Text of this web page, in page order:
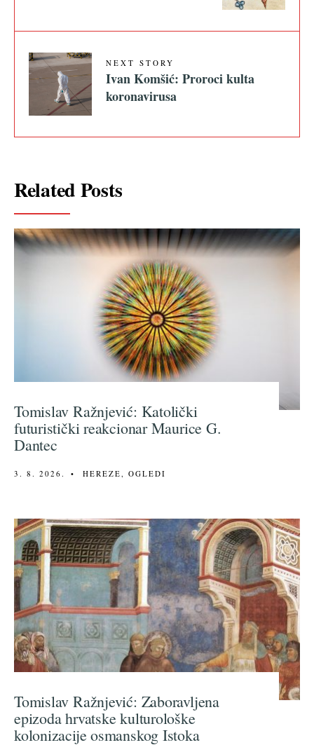
NEXT STORY
Ivan Komšić: Proroci kulta
koronavirusa
Related Posts
Tomislav Ražnjević: Katolički
futuristički reakcionar Maurice G.
Dantec
3. 8. 2026. • HEREZE OGLEDI
Tomislav Ražnjević: Zaboravljena
epizoda hrvatske kulturološke
kolonizacije osmanskog Istoka